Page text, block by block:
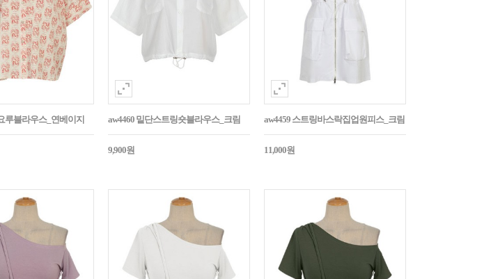
루블라우스_연베이지 aw4460 밑단스트링숏블라우스_크림
9,900원
aw4459 스트링바스락집업원피스_크림
11,000원